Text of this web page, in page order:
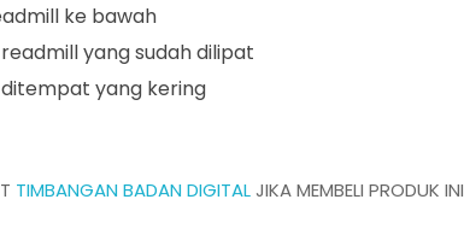
ke bawah
yang sudah dilipat
yang kering
TIMBANGAN BADAN DIGITALJIKA MEMBELI PRODUK INI